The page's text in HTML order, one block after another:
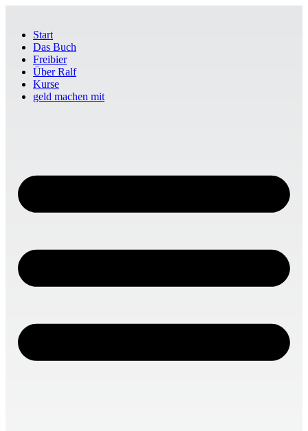
Start
Das Buch
Freibier
Über Ralf
Kurse
geld machen mit